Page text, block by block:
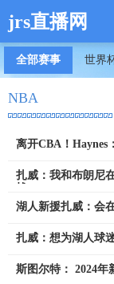
jrs直播网
全部赛事 世界
NBA
离开CBA！Haynes
扎威：我和布朗尼
湖人新援扎威：会
扎威：想为湖人球
斯图尔特： 2024